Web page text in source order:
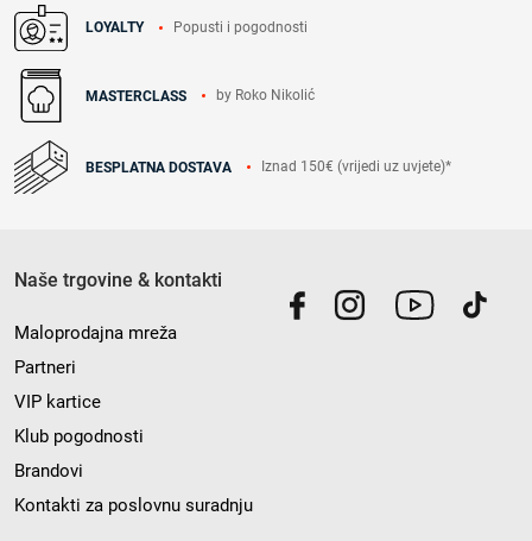
LOYALTY Popusti i pogodnosti
MASTERCLASS by Roko Nikolić
BESPLATNA DOSTAVA Iznad 150€ (vrijedi uz uvjete)*
Naše trgovine & kontakti
Maloprodajna mreža
Partneri
VIP kartice
Klub pogodnosti
Brandovi
Kontakti za poslovnu suradnju